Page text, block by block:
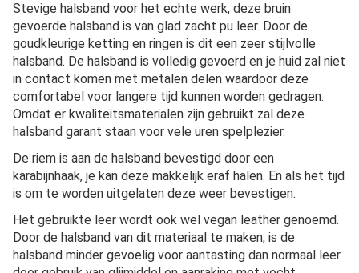
Stevige halsband voor het echte werk, deze bruin
gevoerde halsband is van glad zacht pu leer. Door de
goudkleurige ketting en ringen is dit een zeer stijlvolle
halsband. De halsband is volledig gevoerd en je huid zal niet
in contact komen met metalen delen waardoor deze
comfortabel voor langere tijd kunnen worden gedragen.
Omdat er kwaliteitsmaterialen zijn gebruikt zal deze
halsband garant staan voor vele uren spelplezier.
De riem is aan de halsband bevestigd door een
karabijnhaak, je kan deze makkelijk eraf halen. En als het tijd
is om te worden uitgelaten deze weer bevestigen.
Het gebruikte leer wordt ook wel vegan leather genoemd.
Door de halsband van dit materiaal te maken, is de
halsband minder gevoelig voor aantasting dan normaal leer